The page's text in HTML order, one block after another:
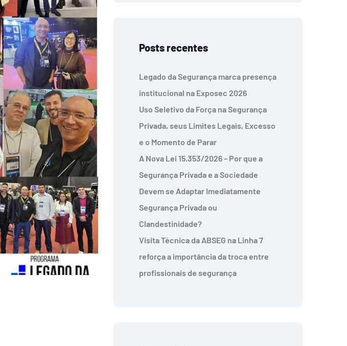
Posts recentes
Legado da Segurança marca presença
institucional na Exposec 2026
Uso Seletivo da Força na Segurança
Privada, seus Limites Legais, Excesso
e o Momento de Parar
A Nova Lei 15.353/2026 – Por que a
Segurança Privada e a Sociedade
Devem se Adaptar Imediatamente
Segurança Privada ou
Clandestinidade?
Visita Técnica da ABSEG na Linha 7
reforça a importância da troca entre
profissionais de segurança